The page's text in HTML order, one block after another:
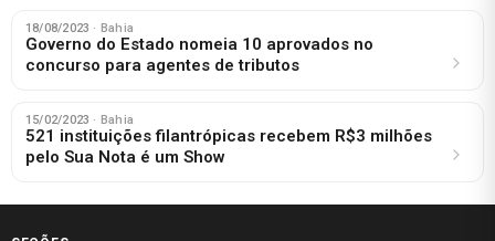
18/08/2023 · Bahia
Governo do Estado nomeia 10 aprovados no
concurso para agentes de tributos
15/02/2023 · Bahia
521 instituições filantrópicas recebem R$3 milhões
pelo Sua Nota é um Show